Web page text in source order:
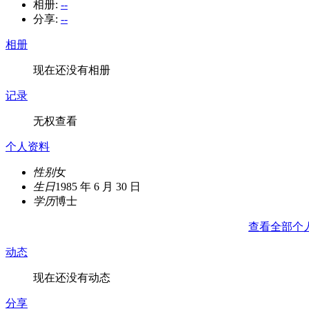
相册: --
分享: --
相册
现在还没有相册
记录
无权查看
个人资料
性别女
生日1985 年 6 月 30 日
学历博士
查看全部个
动态
现在还没有动态
分享